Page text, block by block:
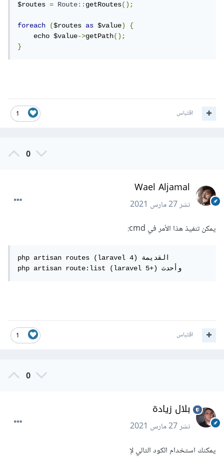
$routes = Route::getRoutes();
foreach ($routes as $value)
{
    echo $value
->getPath();
}
1 اقتباس
0
Wael Aljamal
نشر27 مارس 2021
يمكن تنفيذ هذا الأمر في cmd:
php artisan routes (laravel 4) القديمة
php artisan route:list (laravel 5+) وأحدث
1 اقتباس
0
بلال زيادة
نشر27 مارس 2021
يمكنك استخدام الكود التالي لإ